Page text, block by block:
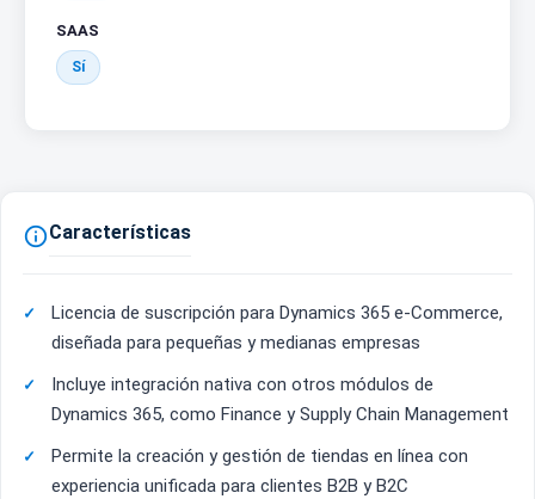
SAAS
Sí
Características
Licencia de suscripción para Dynamics 365 e-Commerce,
diseñada para pequeñas y medianas empresas
Incluye integración nativa con otros módulos de
Dynamics 365, como Finance y Supply Chain Management
Permite la creación y gestión de tiendas en línea con
experiencia unificada para clientes B2B y B2C